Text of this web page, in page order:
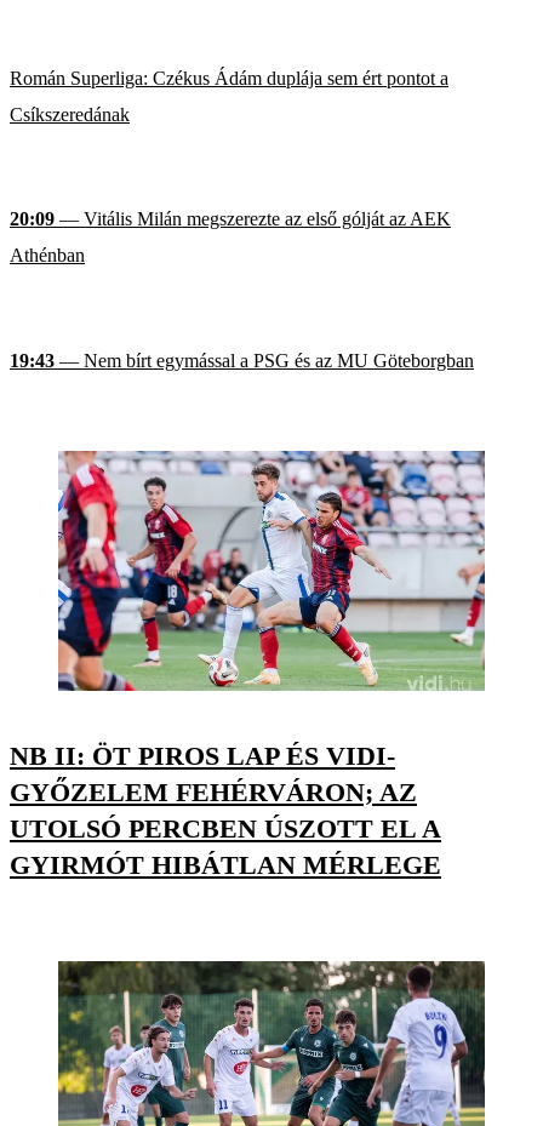
Román Superliga: Czékus Ádám duplája sem ért pontot a
Csíkszeredának
20:09 — Vitális Milán megszerezte az első gólját az AEK
Athénban
19:43 — Nem bírt egymással a PSG és az MU Göteborgban
NB II: ÖT PIROS LAP ÉS VIDI-
GYŐZELEM FEHÉRVÁRON; AZ
UTOLSÓ PERCBEN ÚSZOTT EL A
GYIRMÓT HIBÁTLAN MÉRLEGE